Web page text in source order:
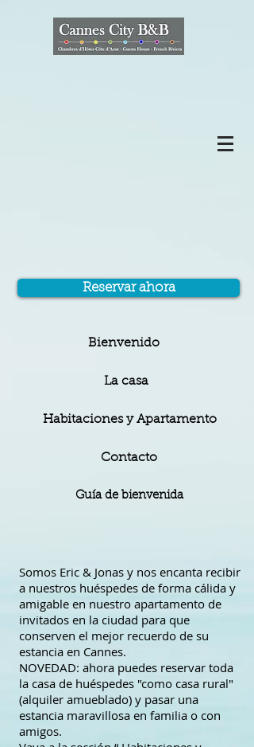
Reservar ahora
Bienvenido
La casa
Habitaciones y Apartamento
Contacto
Guía de bienvenida
Somos Eric & Jonas y nos encanta recibir
a nuestros huéspedes de forma cálida y
amigable en nuestro apartamento de
invitados en la ciudad para que
conserven el mejor recuerdo de su
estancia en Cannes.
NOVEDAD: ahora puedes reservar toda
la casa de huéspedes "como casa rural"
(alquiler amueblado) y pasar una
estancia maravillosa en familia o con
amigos.